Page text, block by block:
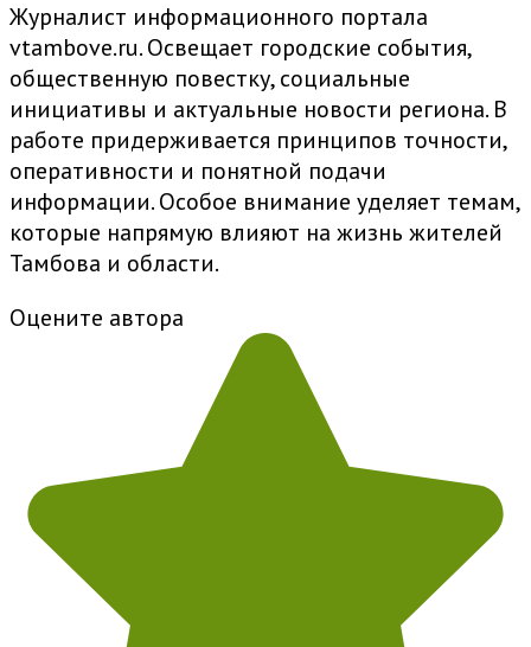
Журналист информационного портала
vtambove.ru. Освещает городские события,
общественную повестку, социальные
инициативы и актуальные новости региона. В
работе придерживается принципов точности,
оперативности и понятной подачи
информации. Особое внимание уделяет темам,
которые напрямую влияют на жизнь жителей
Тамбова и области.
Оцените автора